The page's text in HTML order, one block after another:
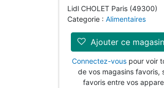
Lidl CHOLET Paris (49300)
Categorie : Alimentaires
Ajouter ce
Connectez-vous pour voir
de vos magasins favoris,
favoris entre vos